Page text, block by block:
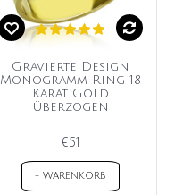
Gravierte Design
Monogramm Ring 18
Karat Gold
überzogen
€51
+ WARENKORB